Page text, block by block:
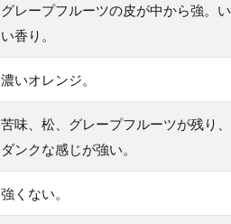
グレープフルーツの皮が中から強。い
い香り。
濃いオレンジ。
苦味、松、グレープフルーツが残り、
ダンクな感じが強い。
強くない。